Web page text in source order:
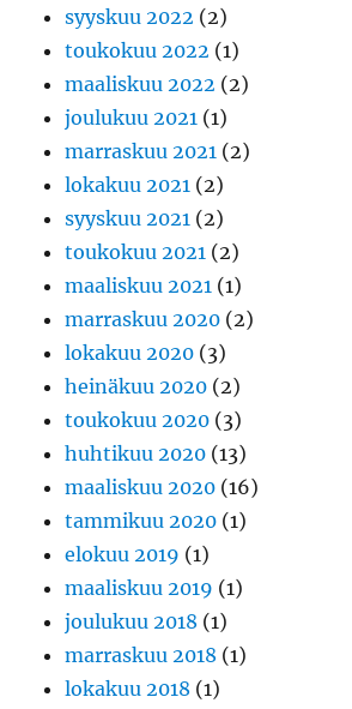
syyskuu 2022 (2)
toukokuu 2022 (1)
maaliskuu 2022 (2)
joulukuu 2021 (1)
marraskuu 2021 (2)
lokakuu 2021 (2)
syyskuu 2021 (2)
toukokuu 2021 (2)
maaliskuu 2021 (1)
marraskuu 2020 (2)
lokakuu 2020 (3)
heinäkuu 2020 (2)
toukokuu 2020 (3)
huhtikuu 2020 (13)
maaliskuu 2020 (16)
tammikuu 2020 (1)
elokuu 2019 (1)
maaliskuu 2019 (1)
joulukuu 2018 (1)
marraskuu 2018 (1)
lokakuu 2018 (1)